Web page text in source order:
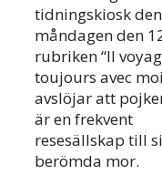
tidningskiosk
måndagen den
rubriken “Il
toujours avec
avslöjar att
är en frekvent
resesällskap till
berömda mor.